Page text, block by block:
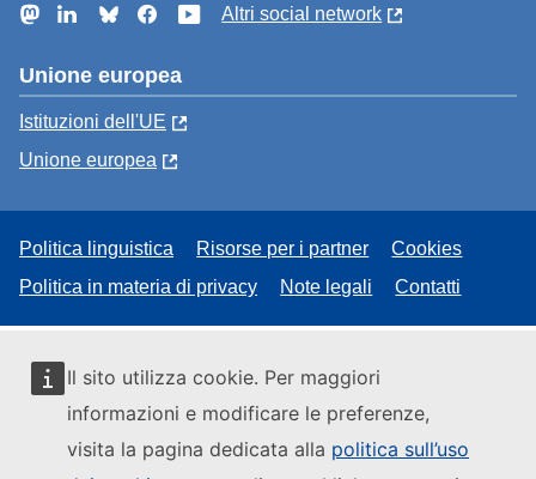
Il sito utilizza cookie. Per maggiori
informazioni e modificare le preferenze,
visita la pagina dedicata alla politica sull’uso
MastodonLinkedInBlueskyFacebookYouTube
Altri social network
Unione europea
Istituzioni dell'UE
Unione europea
Politica linguistica Risorse per i partner
Cookies
Politica in materia di privacy
Note legali Contatti